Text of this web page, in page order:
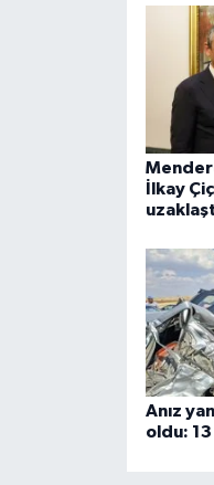
İlkay
Anız
oldu: